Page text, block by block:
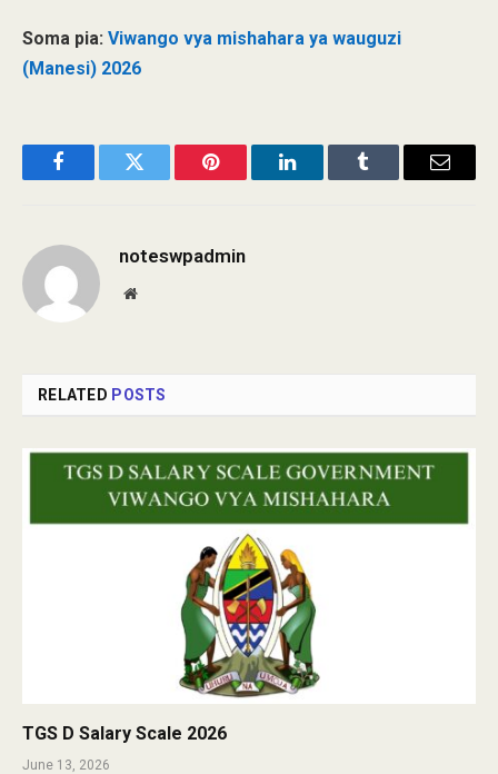
Soma pia: Viwango vya mishahara ya wauguzi
(Manesi) 2026
FacebookTwitter Pinterest LinkedInTumblr Email
noteswpadmin
Website
RELATED POSTS
TGS D Salary Scale 2026
June 13, 2026